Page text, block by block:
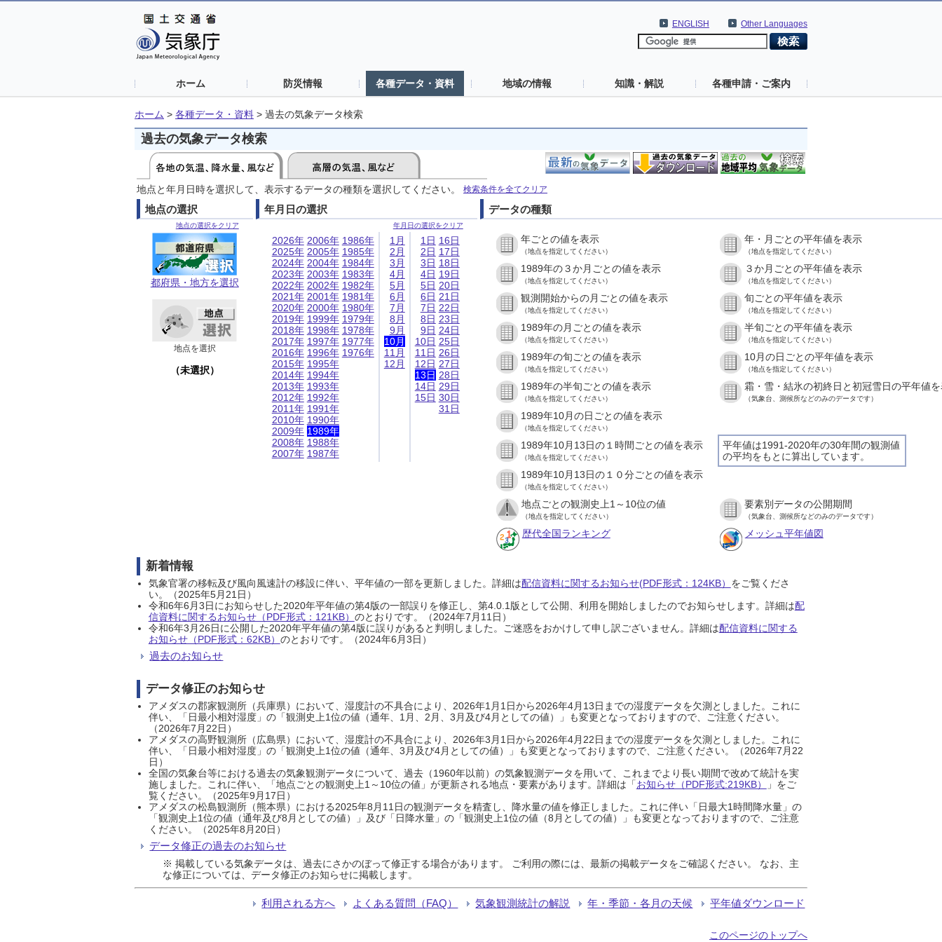
Other Languages
ENGLISH
ホーム 防災情報 各種データ・資料 地域の情報 知識・解説 各種申請・ご案内
ホーム > 各種データ・資料 > 過去の気象データ検索
過去の気象データ検索
地点と年月日時を選択して、表示するデータの種類を選択してください。 検索条件を全てクリア
地点の選択
地点の選択をクリア
都府県・地方を選択
地点を選択
（未選択）
年月日の選択
年月日の選択をクリア
2026年
2025年
2024年
2023年
2022年
2021年
2020年
2019年
2018年
2017年
2016年
2015年
2014年
2013年
2012年
2011年
2010年
2009年
2008年
2007年
2006年
2005年
2004年
2003年
2002年
2001年
2000年
1999年
1998年
1997年
1996年
1995年
1994年
1993年
1992年
1991年
1990年
1989年
1988年
1987年
1986年
1985年
1984年
1983年
1982年
1981年
1980年
1979年
1978年
1977年
1976年
1月
2月
3月
4月
5月
6月
7月
8月
9月
10月
11月
12月
1日
2日
3日
4日
5日
6日
7日
8日
9日
10日
11日
12日
13日
14日
15日
16日
17日
18日
19日
20日
21日
22日
23日
24日
25日
26日
27日
28日
29日
30日
31日
データの種類
年ごとの値を表示
（地点を指定してください）
年・月ごとの平年値を表示
（地点を指定してください）
1989年の３か月ごとの値を表示
（地点を指定してください）
３か月ごとの平年値を表示
（地点を指定してください）
観測開始からの月ごとの値を表示
（地点を指定してください）
旬ごとの平年値を表示
（地点を指定してください）
1989年の月ごとの値を表示
（地点を指定してください）
半旬ごとの平年値を表示
（地点を指定してください）
1989年の旬ごとの値を表示
（地点を指定してください）
10月の日ごとの平年値を表示
（地点を指定してください）
1989年の半旬ごとの値を表示
（地点を指定してください）
霜・雪・結氷の初終日と初冠雪日の平年値
（気象台、測候所などのみのデータです）
1989年10月の日ごとの値を表示
（地点を指定してください）
平年値は1991-2020年の30年間の観測値
の平均をもとに算出しています。
1989年10月13日の１時間ごとの値を表示
（地点を指定してください）
1989年10月13日の１０分ごとの値を表示
（地点を指定してください）
地点ごとの観測史上1～10位の値
（地点を指定してください）
要素別データの公開期間
（気象台、測候所などのみのデータです）
歴代全国ランキング メッシュ平年値図
新着情報
気象官署の移転及び風向風速計の移設に伴い、平年値の一部を更新しました。詳細は配信資料に関するお知らせ(PDF形式：124KB） をご覧くださ
い。（2025年5月21日）
令和6年6月3日にお知らせした2020年平年値の第4版の一部誤りを修正し、第4.0.1版として公開、利用を開始しましたのでお知らせします。詳細は配
信資料に関するお知らせ（PDF形式：121KB） のとおりです。（2024年7月11日）
令和6年3月26日に公開した2020年平年値の第4版に誤りがあると判明しました。ご迷惑をおかけして申し訳ございません。詳細は配信資料に関する
お知らせ（PDF形式：62KB） のとおりです。（2024年6月3日）
過去のお知らせ
データ修正のお知らせ
アメダスの郡家観測所（兵庫県）において、湿度計の不具合により、2026年1月1日から2026年4月13日までの湿度データを欠測としました。これに
伴い、「日最小相対湿度」の「観測史上1位の値（通年、1月、2月、3月及び4月としての値）」も変更となっておりますので、ご注意ください。
（2026年7月22日）
アメダスの高野観測所（広島県）において、湿度計の不具合により、2026年3月1日から2026年4月22日までの湿度データを欠測としました。これに
伴い、「日最小相対湿度」の「観測史上1位の値（通年、3月及び4月としての値）」も変更となっておりますので、ご注意ください。（2026年7月22
日）
全国の気象台等における過去の気象観測データについて、過去（1960年以前）の気象観測データを用いて、これまでより長い期間で改めて統計を実
施しました。これに伴い、「地点ごとの観測史上1～10位の値」が更新される地点・要素があります。詳細は「お知らせ（PDF形式:219KB）
」をご
覧ください。（2025年9月17日）
アメダスの松島観測所（熊本県）における2025年8月11日の観測データを精査し、降水量の値を修正しました。これに伴い「日最大1時間降水量」の
「観測史上1位の値（通年及び8月としての値）」及び「日降水量」の「観測史上1位の値（8月としての値）」も変更となっておりますので、ご注意
ください。（2025年8月20日）
データ修正の過去のお知らせ
※ 掲載している気象データは、過去にさかのぼって修正する場合があります。 ご利用の際には、最新の掲載データをご確認ください。 なお、主
な修正については、データ修正のお知らせに掲載します。
利用される方へ よくある質問（FAQ） 気象観測統計の解説 年・季節・各月の天候 平年値ダウンロード
このページのトップへ